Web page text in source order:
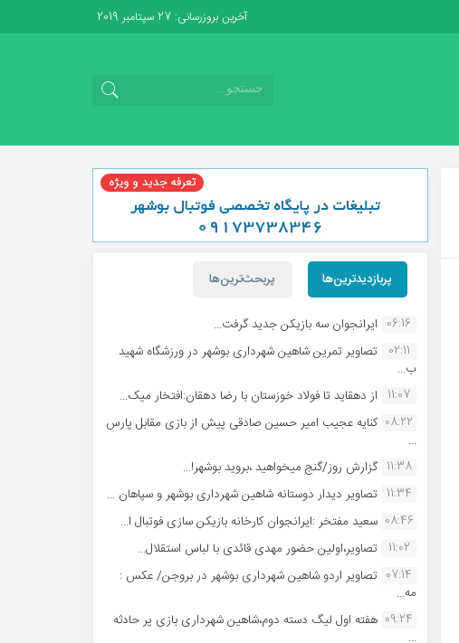
آخرین بروزرسانی: 27 سپتامبر 2019
پربازدیدترین‌ها پربحث‌ترین‌ها
06:16 ایرانجوان سه بازیکن جدید گرفت...
02:11
تصاویر تمرین شاهین شهردارى بوشهر در ورزشگاه شهید
ب...
11:07 از دهقاید تا فولاد خوزستان با رضا دهقان:افتخار میک...
08:22 کنایه عجیب امیر حسین صادقی پیش از بازی مقابل پارس
...
11:38 گزارش روز/گنج میخواهید ،بروید بوشهر!...
11:34 تصاویر دیدار دوستانه شاهین شهردارى بوشهر و سپاهان ...
08:46 سعید مفتخر :ایرانجوان کارخانه بازیکن سازی فوتبال ا...
11:02
تصاویر،اولین حضور مهدی قائدی با لباس استقلال...
07:14 تصاویر اردو شاهین شهرداری بوشهر در بروجن/ عکس :
مه...
09:24 هفته اول لیگ دسته دوم،شاهین شهرداری بازی پر حادثه
...